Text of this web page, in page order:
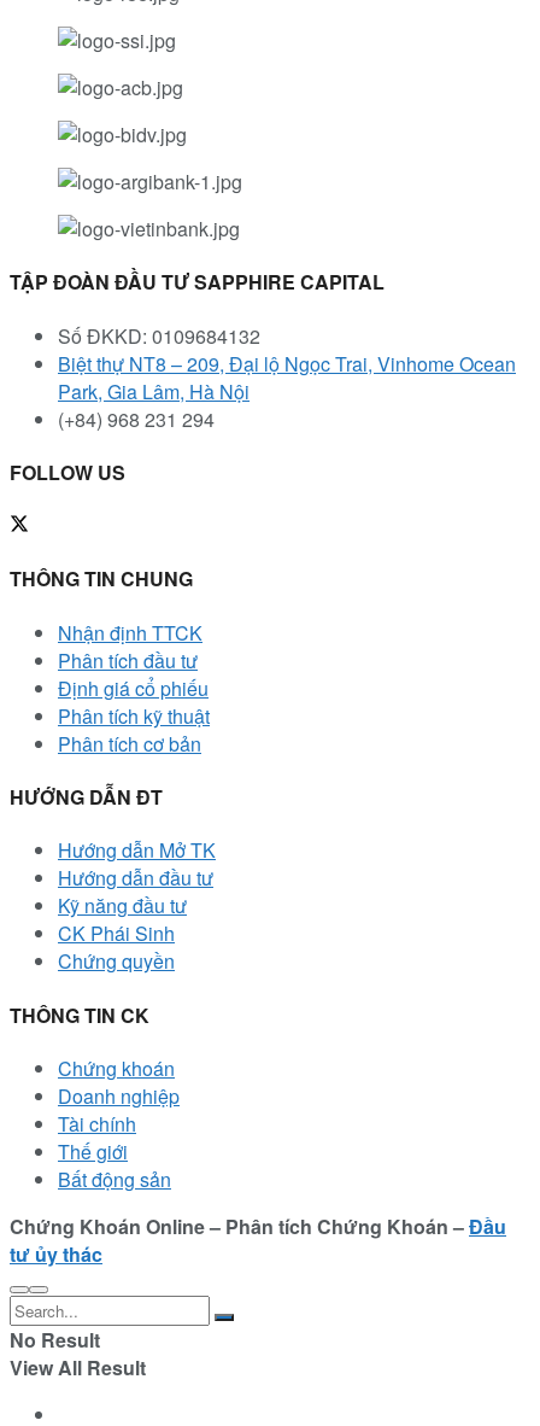
TẬP ĐOÀN ĐẦU TƯ SAPPHIRE CAPITAL
Số ĐKKD: 0109684132
Biệt thự NT8 – 209, Đại lộ Ngọc Trai, Vinhome Ocean
Park, Gia Lâm, Hà Nội
(+84) 968 231 294
FOLLOW US
THÔNG TIN CHUNG
Nhận định TTCK
Phân tích đầu tư
Định giá cổ phiếu
Phân tích kỹ thuật
Phân tích cơ bản
HƯỚNG DẪN ĐT
Hướng dẫn Mở TK
Hướng dẫn đầu tư
Kỹ năng đầu tư
CK Phái Sinh
Chứng quyền
THÔNG TIN CK
Chứng khoán
Doanh nghiệp
Tài chính
Thế giới
Bất động sản
Chứng Khoán Online – Phân tích Chứng Khoán –Đầu
tư ủy thác
No Result
View All Result